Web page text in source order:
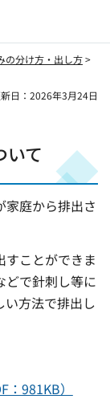
の分け方・出し方>
日：2026年3月24日
いて
庭から排出さ
すことができま
どで針刺し等に
い方法で排出し
981KB）